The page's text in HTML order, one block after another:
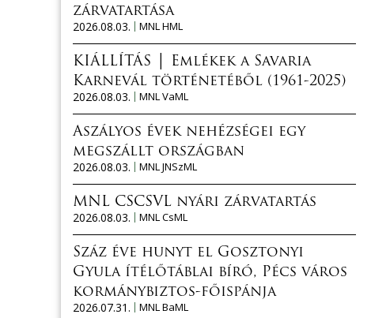
zárvatartása
2026.08.03.
MNL HML
KIÁLLÍTÁS │ Emlékek a Savaria
Karnevál történetéből (1961-2025)
2026.08.03.
MNL VaML
Aszályos évek nehézségei egy
megszállt országban
2026.08.03.
MNL JNSzML
MNL CSCSVL nyári zárvatartás
2026.08.03.
MNL CsML
Száz éve hunyt el Gosztonyi
Gyula ítélőtáblai bíró, Pécs város
kormánybiztos-főispánja
2026.07.31.
MNL BaML